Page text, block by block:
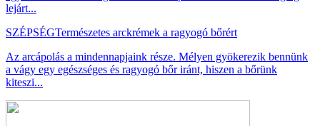
lejárt...
SZÉPSÉGTermészetes arckrémek a ragyogó bőrért
Az arcápolás a mindennapjaink része. Mélyen gyökerezik bennünk
a vágy egy egészséges és ragyogó bőr iránt, hiszen a bőrünk
kiteszi...